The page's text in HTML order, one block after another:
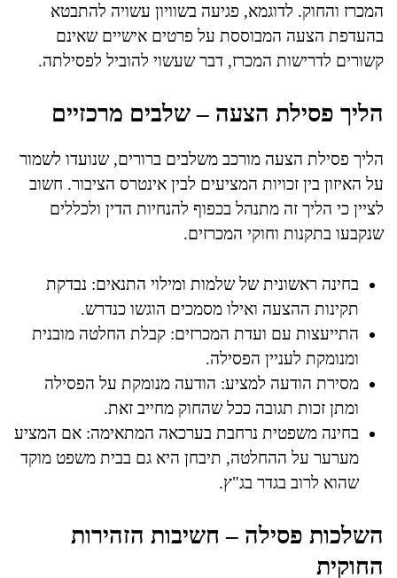
המכרז והחוק. לדוגמא, פגיעה בשוויון עשויה להתבטא
בהעדפת הצעה המבוססת על פרטים אישיים שאינם
קשורים לדרישות המכרז, דבר שעשוי להוביל לפסילתה.
הליך פסילת הצעה – שלבים מרכזיים
הליך פסילת הצעה מורכב משלבים ברורים, שנועדו לשמור
על האיזון בין זכויות המציעים לבין אינטרס הציבור. חשוב
לציין כי הליך זה מתנהל בכפוף להנחיות הדין ולכללים
שנקבעו בתקנות וחוקי המכרזים.
בחינה ראשונית של שלמות ומילוי התנאים: נבדקת
תקינות ההצעה ואילו מסמכים הוגשו כנדרש.
התייעצות עם ועדת המכרזים: קבלת החלטה מובנית
ומנומקת לעניין הפסילה.
מסירת הודעה למציע: הודעה מנומקת על הפסילה
ומתן זכות תגובה ככל שהחוק מחייב זאת.
בחינה משפטית נרחבת בערכאה המתאימה: אם המציע
מערער על ההחלטה, תיבחן היא גם בבית משפט מוקד
שהוא לרוב בגדר בג"ץ.
השלכות פסילה – חשיבות הזהירות
החוקית